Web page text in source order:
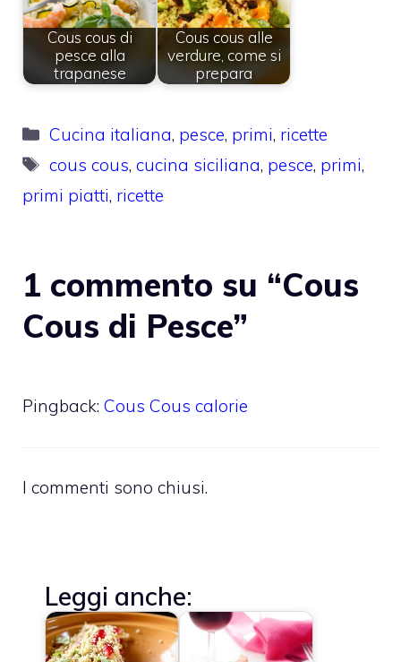
Cous cous di
pesce alla
trapanese
Cous cous alle
verdure, come si
prepara
Categorie
Cucina italiana, pesce, primi, ricette
Tag
cous cous,cucina siciliana, pesce, primi,
primi piatti, ricette
1 commento su “Cous
Cous di Pesce”
Pingback: Cous Cous calorie
I commenti sono chiusi.
Leggi anche: